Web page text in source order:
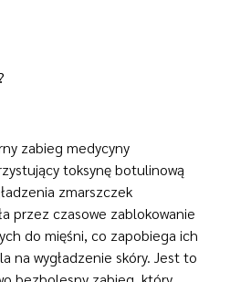
zabieg medycyny
toksynę botulinową
zmarszczek
przez czasowe zablokowanie
do mięśni, co zapobiega ich
na wygładzenie skóry. Jest to